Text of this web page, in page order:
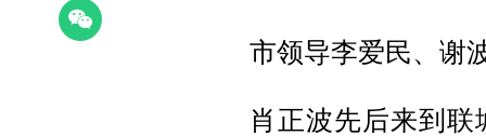
市领导李爱民、谢
肖正波先后来到